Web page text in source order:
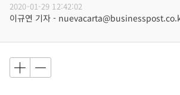
2020-01-29 12:42:02
이규연 기자 -